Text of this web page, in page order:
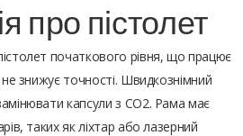
про пістолет
початкового рівня, що працює
знижує точності. Швидкознімний
капсули з CO2. Рама має
таких як ліхтар або лазерний